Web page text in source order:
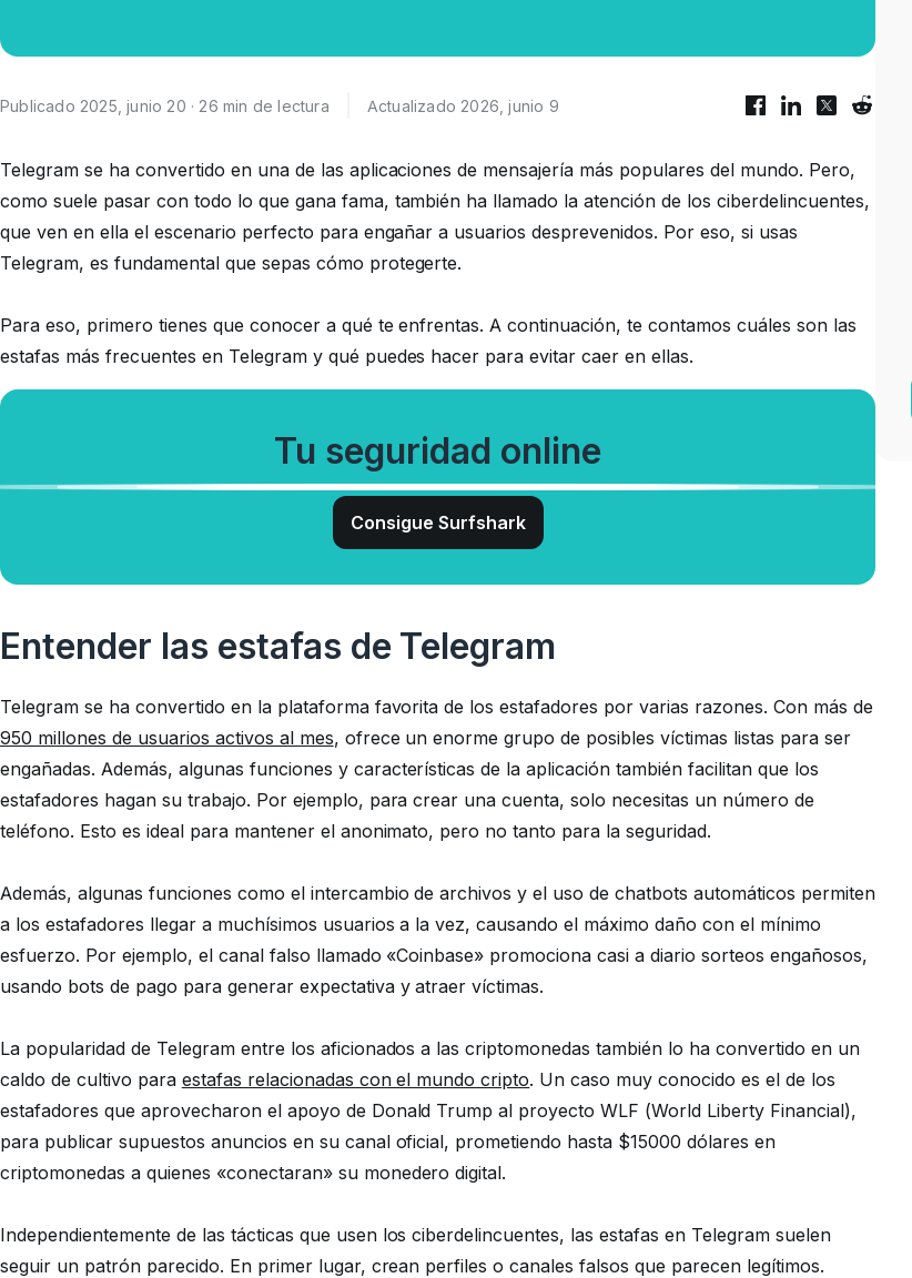
Publicado 2025, junio 20 · 26 min de lectura Actualizado 2026, junio 9
Telegram se ha convertido en una de las aplicaciones de mensajería más populares del mundo. Pero,
como suele pasar con todo lo que gana fama, también ha llamado la atención de los ciberdelincuentes,
que ven en ella el escenario perfecto para engañar a usuarios desprevenidos. Por eso, si usas
Telegram, es fundamental que sepas cómo protegerte.
Para eso, primero tienes que conocer a qué te enfrentas. A continuación, te contamos cuáles son las
estafas más frecuentes en Telegram y qué puedes hacer para evitar caer en ellas.
Tu seguridad online
Consigue Surfshark
Entender las estafas de Telegram
Telegram se ha convertido en la plataforma favorita de los estafadores por varias razones. Con más de
950 millones de usuarios activos al mes, ofrece un enorme grupo de posibles víctimas listas para ser
engañadas. Además, algunas funciones y características de la aplicación también facilitan que los
estafadores hagan su trabajo. Por ejemplo, para crear una cuenta, solo necesitas un número de
teléfono. Esto es ideal para mantener el anonimato, pero no tanto para la seguridad.
Además, algunas funciones como el intercambio de archivos y el uso de chatbots automáticos permiten
a los estafadores llegar a muchísimos usuarios a la vez, causando el máximo daño con el mínimo
esfuerzo. Por ejemplo, el canal falso llamado «Coinbase» promociona casi a diario sorteos engañosos,
usando bots de pago para generar expectativa y atraer víctimas.
La popularidad de Telegram entre los aficionados a las criptomonedas también lo ha convertido en un
caldo de cultivo para estafas relacionadas con el mundo cripto. Un caso muy conocido es el de los
estafadores que aprovecharon el apoyo de Donald Trump al proyecto WLF (World Liberty Financial),
para publicar supuestos anuncios en su canal oficial, prometiendo hasta $15000 dólares en
criptomonedas a quienes «conectaran» su monedero digital.
Independientemente de las tácticas que usen los ciberdelincuentes, las estafas en Telegram suelen
seguir un patrón parecido. En primer lugar, crean perfiles o canales falsos que parecen legítimos.